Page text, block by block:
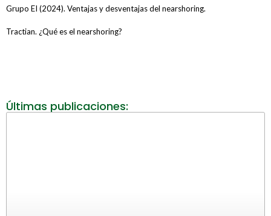
Grupo EI (2024). Ventajas y desventajas del nearshoring.
Tractian. ¿Qué es el nearshoring?
Últimas publicaciones: